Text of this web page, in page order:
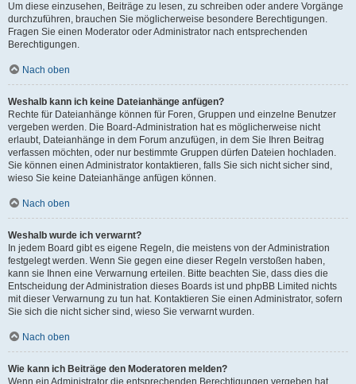
Um diese einzusehen, Beiträge zu lesen, zu schreiben oder andere Vorgänge
durchzuführen, brauchen Sie möglicherweise besondere Berechtigungen.
Fragen Sie einen Moderator oder Administrator nach entsprechenden
Berechtigungen.
Nach oben
Weshalb kann ich keine Dateianhänge anfügen?
Rechte für Dateianhänge können für Foren, Gruppen und einzelne Benutzer
vergeben werden. Die Board-Administration hat es möglicherweise nicht
erlaubt, Dateianhänge in dem Forum anzufügen, in dem Sie Ihren Beitrag
verfassen möchten, oder nur bestimmte Gruppen dürfen Dateien hochladen.
Sie können einen Administrator kontaktieren, falls Sie sich nicht sicher sind,
wieso Sie keine Dateianhänge anfügen können.
Nach oben
Weshalb wurde ich verwarnt?
In jedem Board gibt es eigene Regeln, die meistens von der Administration
festgelegt werden. Wenn Sie gegen eine dieser Regeln verstoßen haben,
kann sie Ihnen eine Verwarnung erteilen. Bitte beachten Sie, dass dies die
Entscheidung der Administration dieses Boards ist und phpBB Limited nichts
mit dieser Verwarnung zu tun hat. Kontaktieren Sie einen Administrator, sofern
Sie sich die nicht sicher sind, wieso Sie verwarnt wurden.
Nach oben
Wie kann ich Beiträge den Moderatoren melden?
Wenn ein Administrator die entsprechenden Berechtigungen vergeben hat,